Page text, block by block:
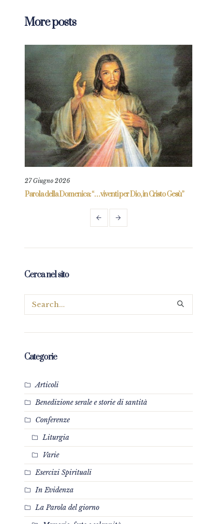
More posts
27 Giugno 2026
Parola della Domenica: “…viventi per Dio, in Cristo Gesù”
Cerca nel sito
Categorie
Articoli
Benedizione serale e storie di santità
Conferenze
Liturgia
Varie
Esercizi Spirituali
In Evidenza
La Parola del giorno